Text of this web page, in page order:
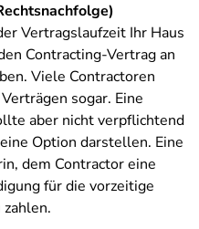
Vertragslaufzeit Ihr Haus
Contracting-Vertrag an
Viele Contractoren
sogar. Eine
aber nicht verpflichtend
Option darstellen. Eine
dem Contractor eine
für die vorzeitige